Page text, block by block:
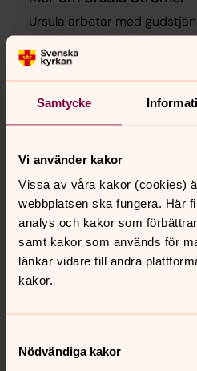
Samtycke
Vi använder kakor
Vissa av våra kakor (cookies)
webbplatsen ska fungera. Här
analys och kakor som
samt kakor som används för
länkar vidare till andra
kakor.
Nödvändiga kakor
Ursula arbetar med
barnkörerna i Broddetorp